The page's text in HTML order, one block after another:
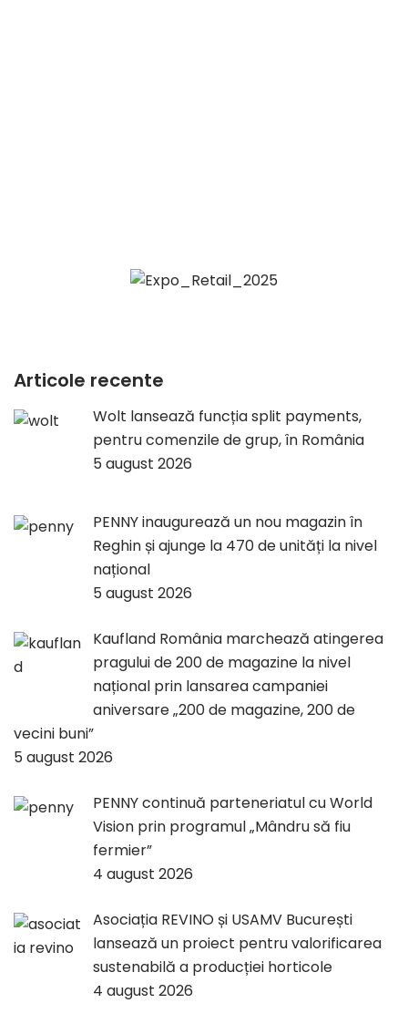
Articole recente
Wolt lansează funcția split payments,
pentru comenzile de grup, în România
5 august 2026
PENNY inaugurează un nou magazin în
Reghin și ajunge la 470 de unități la nivel
național
5 august 2026
Kaufland România marchează atingerea
pragului de 200 de magazine la nivel
național prin lansarea campaniei
aniversare „200 de magazine, 200 de
vecini buni”
5 august 2026
PENNY continuă parteneriatul cu World
Vision prin programul „Mândru să fiu
fermier”
4 august 2026
Asociația REVINO și USAMV București
lansează un proiect pentru valorificarea
sustenabilă a producției horticole
4 august 2026